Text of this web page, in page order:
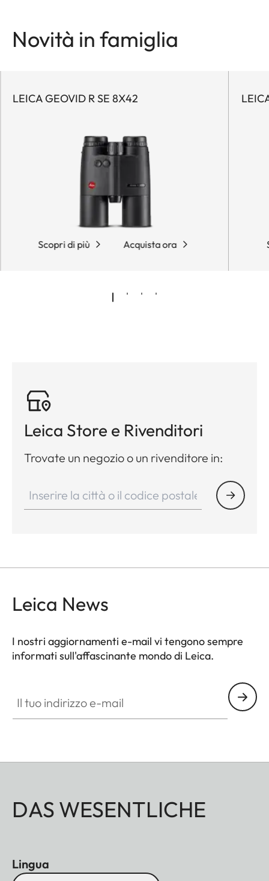
Novità in famiglia
LEICA GEOVID R SE 8X42
Scopri di più Acquista ora
Leica Store e Rivenditori
Trovate un negozio o un rivenditore in:
Leica News
I nostri aggiornamenti e-mail vi tengono sempre
informati sull'affascinante mondo di Leica.
DAS WESENTLICHE
Lingua